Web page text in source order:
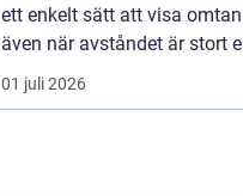
ett enkelt sätt att visa
även när avståndet är stort
01 juli 2026